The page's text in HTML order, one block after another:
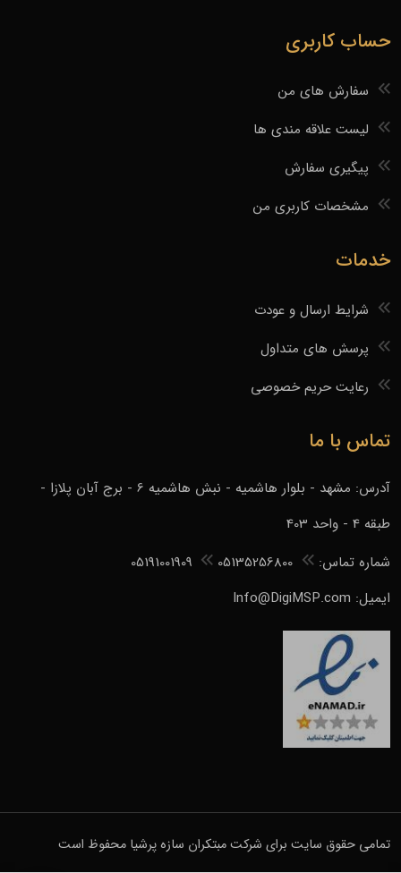
حساب کاربری
سفارش های من
لیست علاقه مندی ها
پیگیری سفارش
مشخصات کاربری من
خدمات
شرایط ارسال و عودت
پرسش های متداول
رعایت حریم خصوصی
تماس با ما
آدرس: مشهد - بلوار هاشمیه - نبش هاشمیه 6 - برج آبان پلازا -
طبقه 4 - واحد 403
شماره تماس:
05135256800
05191001909
ایمیل: Info@DigiMSP.com
تمامی حقوق سایت برای شرکت مبتکران سازه پرشیا محفوظ است